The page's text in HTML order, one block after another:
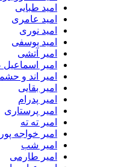
امید طبایی
امید عامری
امید نوری
امید یوسفی
امیر آتشی
امیر اسماعیل صدفی
امیر اند و حشمت فغانی
امیر بقایی
امیر پدرام
امیر پرستاری
امیر ته ته
امیر خواجه پور
امیر شب
امیر طارمی